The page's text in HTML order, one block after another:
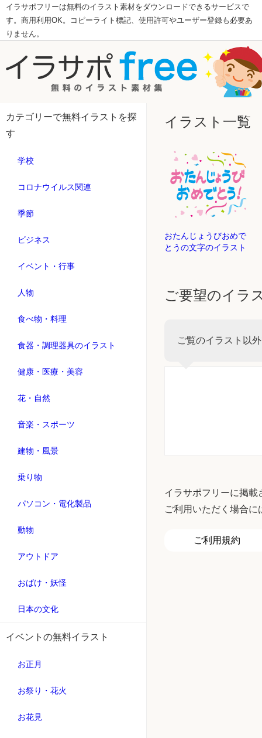
イラサポフリーは無料のイラスト素材をダウンロードできるサービスで
す。商用利用OK。コピーライト標記、使用許可やユーザー登録も必要あ
りません。
カテゴリーで無料イラストを探
す
学校
コロナウイルス関連
季節
ビジネス
イベント・行事
人物
食べ物・料理
食器・調理器具のイラスト
健康・医療・美容
花・自然
音楽・スポーツ
建物・風景
乗り物
パソコン・電化製品
動物
アウトドア
おばけ・妖怪
日本の文化
イベントの無料イラスト
お正月
お祭り・花火
お花見
イラスト一覧
おたんじょうびおめで
とうの文字のイラスト
ご要望のイラ
ご覧のイラスト以
イラサポフリーに掲
ご利用いただく場合に
ご利用規約